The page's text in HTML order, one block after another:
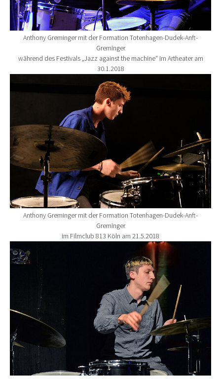
Anthony Greminger mit der Formation Totenhagen-Dudek-Anft-
Greminger
während des Festivals „Jazz against the machine“ im Artheater am
30.1.2018
Anthony Greminger mit der Formation Totenhagen-Dudek-Anft-
Greminger
im Filmclub 813 Köln am 21.5.2018
Show larger version for: